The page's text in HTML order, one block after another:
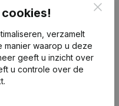
verzamelt
manier waarop u deze
geeft u inzicht over
u controle over de